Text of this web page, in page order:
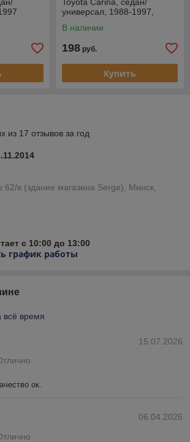
универсал, 1988-1997,
В наличии
198 руб.
Купить
из 17 отзывов за год
62/в (здание магазина Serge), Минск,
с 10:00 до 13:00
график работы
всё время
15.07.2026
ок.
06.04.2026